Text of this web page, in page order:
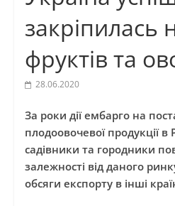
закріпилась
фруктів та
28.06.2020
За роки дії ембарго на
плодоовочевої продукції в
садівники та городники
залежності від даного
обсяги експорту в інші